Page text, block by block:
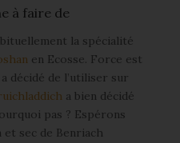
à faire de
la spécialité
en Ecosse. Force est
a décidé de l’utiliser sur
a bien décidé
pas ? Espérons
sec de Benriach